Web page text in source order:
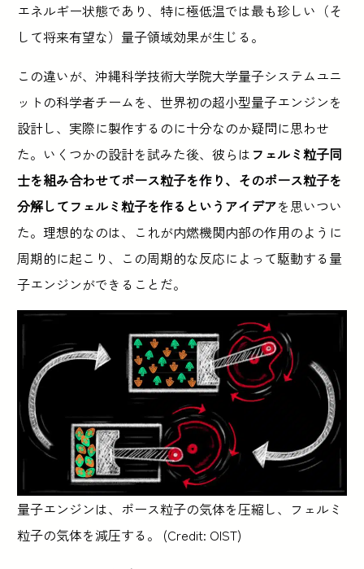
エネルギー状態であり、特に極低温では最も珍しい（そ
して将来有望な）量子領域効果が生じる。
この違いが、沖縄科学技術大学院大学量子システムユニ
ットの科学者チームを、世界初の超小型量子エンジンを
設計し、実際に製作するのに十分なのか疑問に思わせ
た。いくつかの設計を試みた後、彼らは フェルミ粒子同
士を組み合わせてボース粒子を作り、そのボース粒子を
分解してフェルミ粒子を作るというアイデアを思いつい
た。理想的なのは、これが内燃機関内部の作用のように
周期的に起こり、この周期的な反応によって駆動する量
子エンジンができることだ。
量子エンジンは、ボース粒子の気体を圧縮し、フェルミ
粒子の気体を減圧する。 (Credit: OIST)